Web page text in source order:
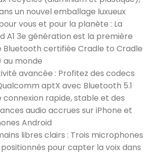
un nouvel emballage luxueux
vous et pour la planète : La
A1 3e génération est la première
Bluetooth certifiée Cradle to Cradle
au monde
avancée : Profitez des codecs
aptX avec Bluetooth 5.1
connexion rapide, stable et des
audio accrues sur iPhone et
Android
libres clairs : Trois microphones
pour capter la voix dans